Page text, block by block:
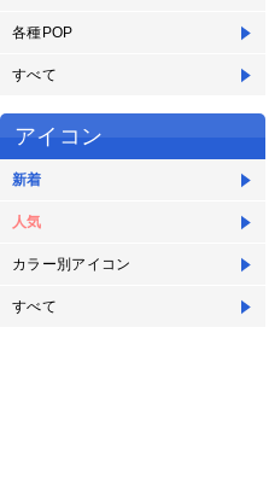
各種POP
すべて
アイコン
新着
人気
カラー別アイコン
すべて